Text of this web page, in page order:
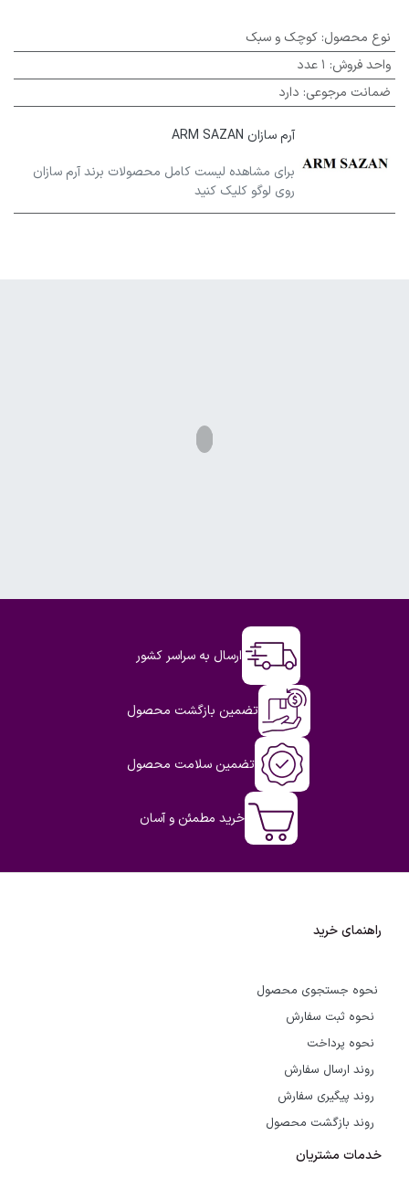
نوع محصول: کوچک و سبک
واحد فروش: 1 عدد
ضمانت مرجوعی: دارد
آرم سازان ARM SAZAN
برای مشاهده لیست کامل محصولات برند آرم سازان
روی لوگو کلیک کنید
ارسال به سراسر کشور
تضمین بازگشت محصول
تضمین سلامت محصول
خرید مطمئن و آسان
راهنمای خرید
نحوه جستجوی محصول
نحوه ثبت سفارش
نحوه پرداخت
روند ارسال سفارش
روند پیگیری سفارش
روند بازگشت محصول
خدمات مشتریان